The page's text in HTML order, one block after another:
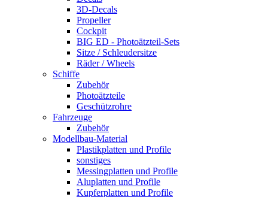
3D-Decals
Propeller
Cockpit
BIG ED - Photoätzteil-Sets
Sitze / Schleudersitze
Räder / Wheels
Schiffe
Zubehör
Photoätzteile
Geschützrohre
Fahrzeuge
Zubehör
Modellbau-Material
Plastikplatten und Profile
sonstiges
Messingplatten und Profile
Aluplatten und Profile
Kupferplatten und Profile